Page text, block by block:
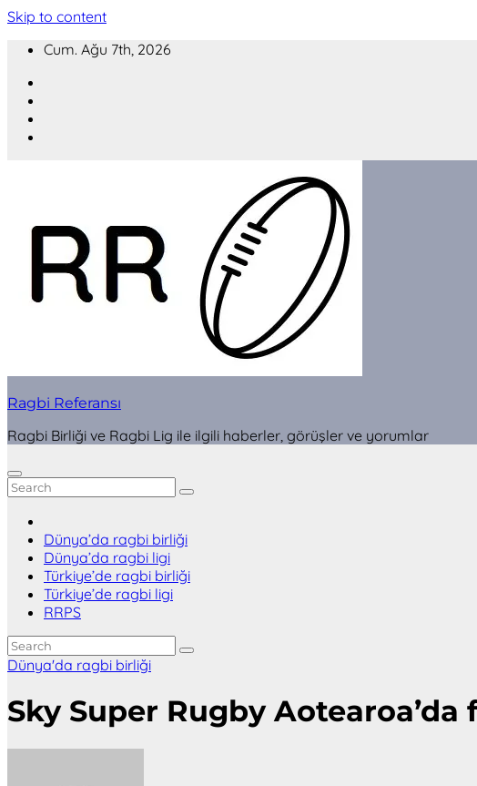
Skip to content
Cum. Ağu 7th, 2026
Ragbi Referansı
Ragbi Birliği ve Ragbi Lig ile ilgili haberler, görüşler ve yorumlar
Dünya’da ragbi birliği
Dünya’da ragbi ligi
Türkiye’de ragbi birliği
Türkiye’de ragbi ligi
RRPS
Dünya'da ragbi birliği
Sky Super Rugby